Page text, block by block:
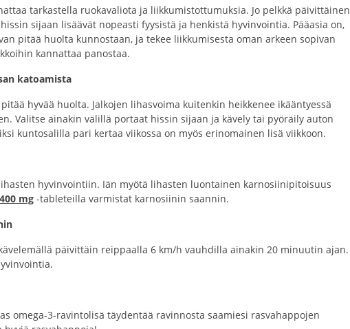
tarkastella ruokavaliota ja liikkumistottumuksia. Jo pelkkä päivittäinen
sijaan lisäävät nopeasti fyysistä ja henkistä hyvinvointia. Pääasia on,
pitää huolta kunnostaan, ja tekee liikkumisesta oman arkeen sopivan
kannattaa panostaa.
katoamista
hyvää huolta. Jalkojen lihasvoima kuitenkin heikkenee ikääntyessä
Valitse ainakin välillä portaat hissin sijaan ja kävely tai pyöräily auton
kuntosalilla pari kertaa viikossa on myös erinomainen lisä viikkoon.
hyvinvointiin. Iän myötä lihasten luontainen karnosiinipitoisuus
mg -tableteilla varmistat karnosiinin saannin.
päivittäin reippaalla 6 km/h vauhdilla ainakin 20 minuutin ajan.
omega-3-ravintolisä täydentää ravinnosta saamiesi rasvahappojen